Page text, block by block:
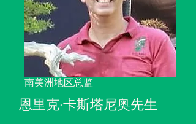
南美洲地区总监
恩里克·卡斯塔尼奥先生